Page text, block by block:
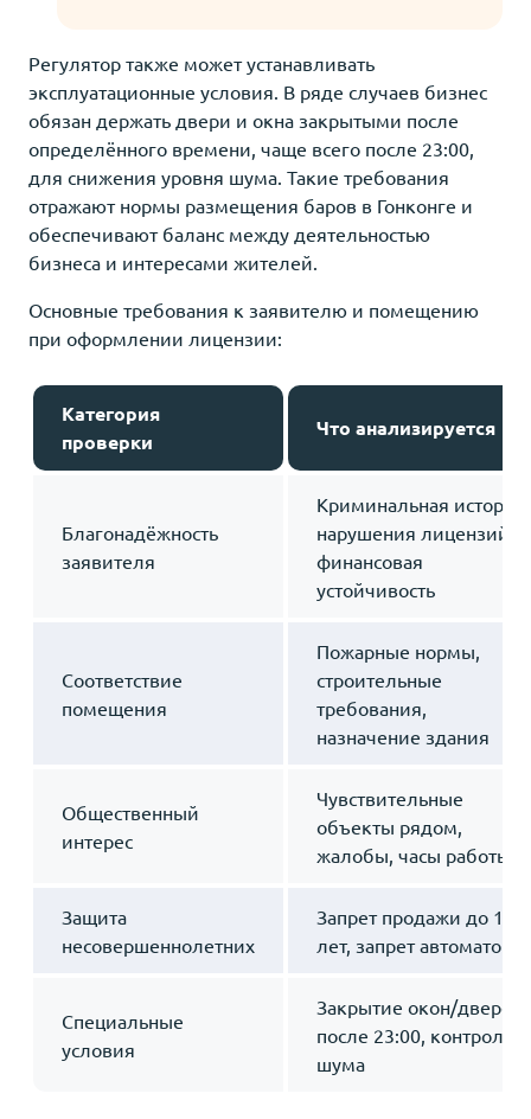
Регулятор также может устанавливать
эксплуатационные условия. В ряде случаев бизнес
обязан держать двери и окна закрытыми после
определённого времени, чаще всего после 23:00,
для снижения уровня шума. Такие требования
отражают нормы размещения баров в Гонконге и
обеспечивают баланс между деятельностью
бизнеса и интересами жителей.
Основные требования к заявителю и помещению
при оформлении лицензии:
Категория
проверки
Что анализируется
Благонадёжность
заявителя
Криминальная история,
нарушения лицензий,
финансовая
устойчивость
Соответствие
помещения
Пожарные нормы,
строительные
требования,
назначение здания
Общественный
интерес
Чувствительные
объекты рядом,
жалобы, часы работы
Защита
несовершеннолетних
Запрет продажи до 18
лет, запрет автоматов
Специальные
условия
Закрытие окон/дверей
после 23:00, контроль
шума